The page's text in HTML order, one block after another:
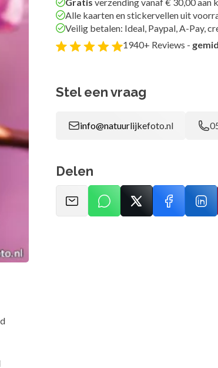
Alle kaarten en stickervellen uit
Veilig betalen: Ideal, Paypal, A-Pay,
1940+ Reviews -
Stel een vraag
info@natuurlijkefoto.nl
Delen